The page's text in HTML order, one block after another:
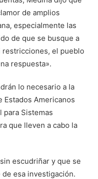
de amplios
especialmente las
de que se busque a
el pueblo
respuesta».
lo necesario a la
Estados Americanos
para Sistemas
que lleven a cabo la
escudriñar y que se
esa investigación.